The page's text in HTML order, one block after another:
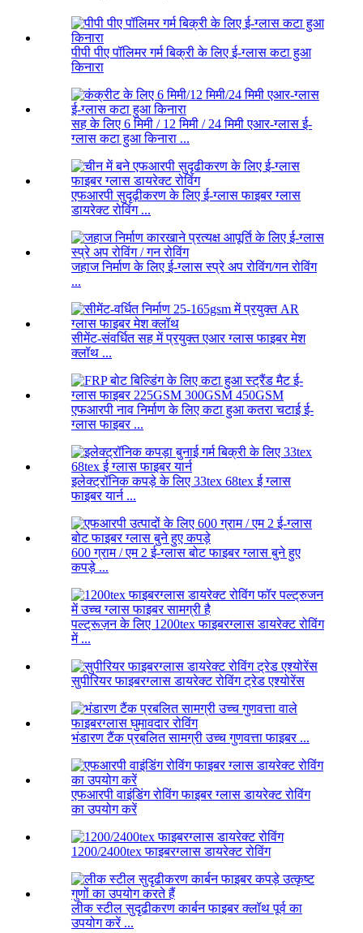
पीपी पीए पॉलिमर गर्म बिक्री के लिए ई-ग्लास कटा हुआ
किनारा
सह के लिए 6 मिमी / 12 मिमी / 24 मिमी एआर-ग्लास ई-
ग्लास कटा हुआ किनारा ...
एफआरपी सुदृढ़ीकरण के लिए ई-ग्लास फाइबर ग्लास
डायरेक्ट रोविंग ...
जहाज निर्माण के लिए ई-ग्लास स्प्रे अप रोविंग/गन रोविंग
...
सीमेंट-संवर्धित सह में प्रयुक्त एआर ग्लास फाइबर मेश
क्लॉथ ...
एफआरपी नाव निर्माण के लिए कटा हुआ कतरा चटाई ई-
ग्लास फाइबर ...
इलेक्ट्रॉनिक कपड़े के लिए 33tex 68tex ई ग्लास
फाइबर यार्न ...
600 ग्राम / एम 2 ई-ग्लास बोट फाइबर ग्लास बुने हुए
कपड़े ...
पल्ट्रूज़न के लिए 1200tex फाइबरग्लास डायरेक्ट रोविंग
में ...
सुपीरियर फाइबरग्लास डायरेक्ट रोविंग ट्रेड एश्योरेंस
भंडारण टैंक प्रबलित सामग्री उच्च गुणवत्ता फाइबर ...
एफआरपी वाइंडिंग रोविंग फाइबर ग्लास डायरेक्ट रोविंग
का उपयोग करें
1200/2400tex फाइबरग्लास डायरेक्ट रोविंग
लीक स्टील सुदृढीकरण कार्बन फाइबर क्लॉथ पूर्व का
उपयोग करें ...